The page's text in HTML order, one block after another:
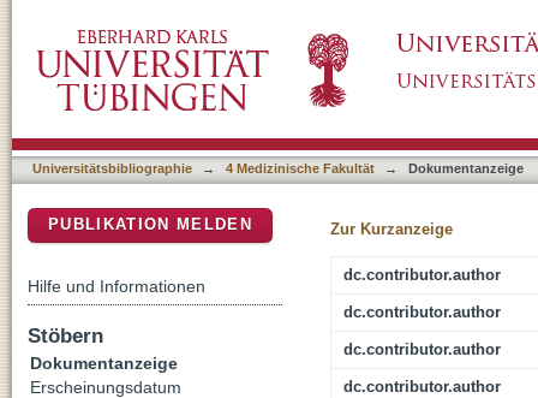
overweight and obese adolescents by
Universitätsbibliographie → 4 Medizinische Fakultät → Dokumentanzeige
Zur Kurzanzeige
dc.contributor.author
dc.contributor.author
dc.contributor.author
dc.contributor.author
PUBLIKATION MELDEN
Hilfe und Informationen
Stöbern
Dokumentanzeige
Erscheinungsdatum